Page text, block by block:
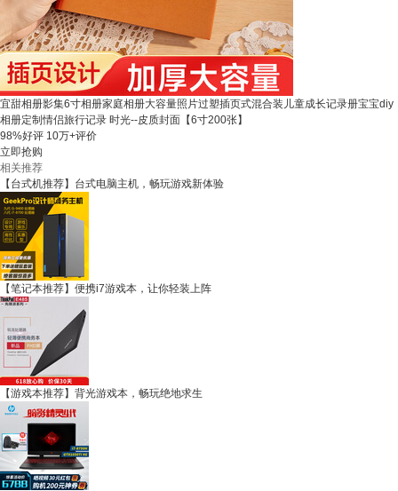
宜甜相册影集6寸相册家庭相册大容量照片过塑插页式混合装儿童成长记录册宝宝diy
相册定制情侣旅行记录 时光--皮质封面【6寸200张】
98%好评 10万+评价
立即抢购
相关推荐
【台式机推荐】台式电脑主机，畅玩游戏新体验
【笔记本推荐】便携i7游戏本，让你轻装上阵
【游戏本推荐】背光游戏本，畅玩绝地求生